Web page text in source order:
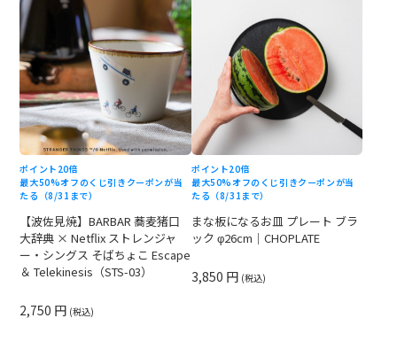
ポイント20倍
最大50%オフのくじ引きクーポンが当
たる（8/31まで）
【波佐見焼】BARBAR 蕎麦猪口
大辞典 × Netflix ストレンジャ
ー・シングス そばちょこ Escape
＆ Telekinesis（STS-03）
2,750 円 (税込)
ポイント20倍
最大50%オフのくじ引きクーポンが当
たる（8/31まで）
まな板になるお皿 プレート ブラ
ック φ26cm｜CHOPLATE
3,850 円 (税込)